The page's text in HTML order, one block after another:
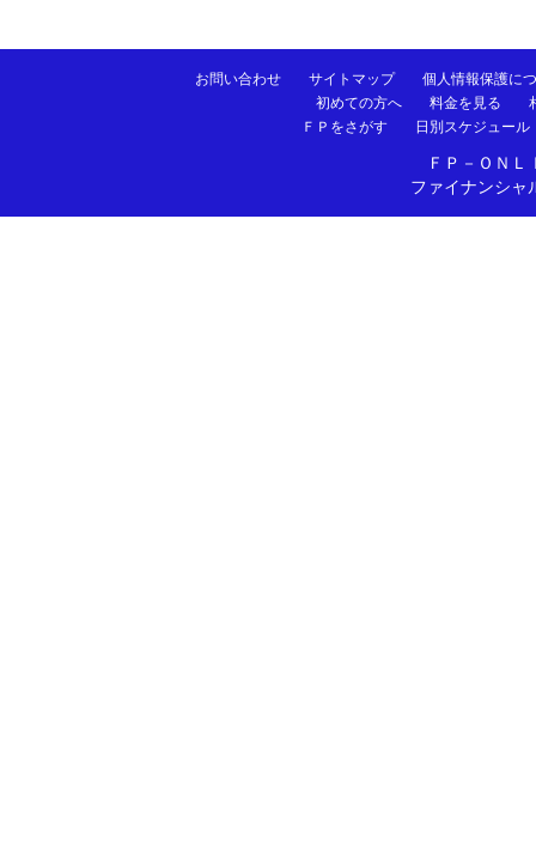
お問い合わせ サイトマップ
個人情報保護に
初めての方へ
料金を見る
ＦＰをさがす
日別スケジュール
ＦＰ－ＯＮ
ファイナンシャ